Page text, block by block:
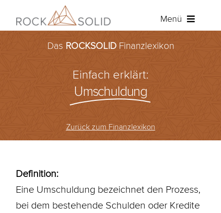
Inhalt
Menü
Baufinanzierung
Ratenkredit
Über ROCKSOLID
Kundenportal
Das ROCKSOLIDFinanzlexikon
Einfach erklärt:
Umschuldung
Zurück zum Finanzlexikon
Definition:
Eine Umschuldung bezeichnet den Prozess,
bei dem bestehende Schulden oder Kredite